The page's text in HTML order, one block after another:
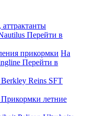
Перейти в
прикормки На
Перейти в
Berkley Reins SFT
Прикормки летние